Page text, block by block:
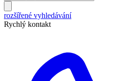
rozšířené vyhledávání
Rychlý kontakt